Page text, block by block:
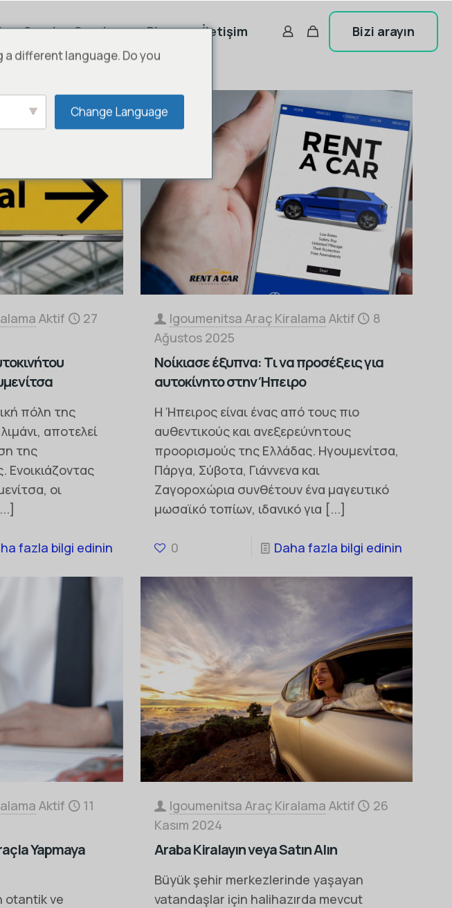
Sorulan Sorular Blog İletişim Bizi arayın
Aktif
27
πόλη της
αποτελεί
της
Ενοικιάζοντας
οι
fazla bilgi edinin
Igoumenitsa Araç Kiralama Aktif
8
Ağustos 2025
Νοίκιασε έξυπνα: Τι να προσέξεις για
αυτοκίνητο στην Ήπειρο
Η Ήπειρος είναι ένας από τους πιο
αυθεντικούς και ανεξερεύνητους
προορισμούς της Ελλάδας. Ηγουμενίτσα,
Πάργα, Σύβοτα, Γιάννενα και
Ζαγοροχώρια συνθέτουν ένα μαγευτικό
μωσαϊκό τοπίων, ιδανικό για [...]
0 Daha fazla bilgi edinin
Aktif
11
Yapmaya
otantik ve
Igoumenitsa Araç Kiralama Aktif
26
Kasım 2024
Araba Kiralayın veya Satın Alın
Büyük şehir merkezlerinde yaşayan
vatandaşlar için halihazırda mevcut
different language. Do you
Change Language